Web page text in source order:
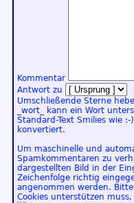
Kommentar
Antwort zu
Umschließende Sterne
_wort_ kann ein Wort
Standard-Text Smilies wie
konvertiert.
Um maschinelle und
Spamkommentaren zu
dargestellten Bild in der
Zeichenfolge richtig
angenommen werden.
Cookies unterstützen